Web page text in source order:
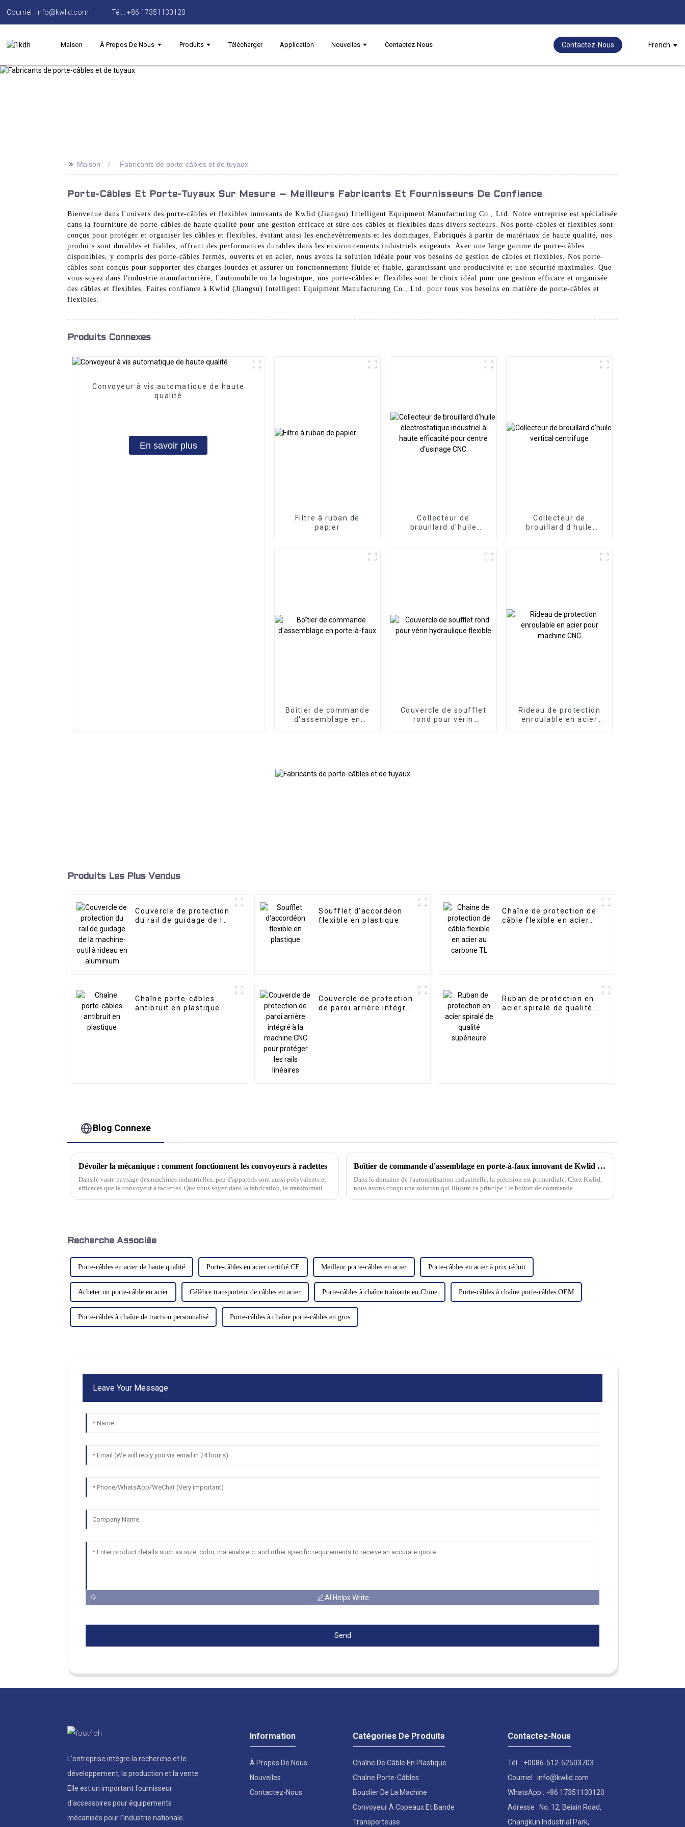
Courriel : info@kwlid.com Tél. : +86 17351130120
Maison À Propos De Nous Produits Télécharger Application Nouvelles Contactez-Nous Contactez-Nous French
>> Maison Fabricants de porte-câbles et de tuyaux
Porte-Câbles Et Porte-Tuyaux Sur Mesure – Meilleurs Fabricants Et Fournisseurs De Confiance
Bienvenue dans l'univers des porte-câbles et flexibles innovants de Kwlid (Jiangsu) Intelligent Equipment Manufacturing Co., Ltd. Notre entreprise est spécialisée
dans la fourniture de porte-câbles de haute qualité pour une gestion efficace et sûre des câbles et flexibles dans divers secteurs. Nos porte-câbles et flexibles sont
conçus pour protéger et organiser les câbles et flexibles, évitant ainsi les enchevêtrements et les dommages. Fabriqués à partir de matériaux de haute qualité, nos
produits sont durables et fiables, offrant des performances durables dans les environnements industriels exigeants. Avec une large gamme de porte-câbles
disponibles, y compris des porte-câbles fermés, ouverts et en acier, nous avons la solution idéale pour vos besoins de gestion de câbles et flexibles. Nos porte-
câbles sont conçus pour supporter des charges lourdes et assurer un fonctionnement fluide et fiable, garantissant une productivité et une sécurité maximales. Que
vous soyez dans l'industrie manufacturière, l'automobile ou la logistique, nos porte-câbles et flexibles sont le choix idéal pour une gestion efficace et organisée
des câbles et flexibles. Faites confiance à Kwlid (Jiangsu) Intelligent Equipment Manufacturing Co., Ltd. pour tous vos besoins en matière de porte-câbles et
flexibles.
Produits Connexes
Convoyeur à vis automatique de haute
qualité
En savoir plus
Filtre à ruban de
papier
Collecteur de
brouillard d'huile
efficacité pour centre
Collecteur de
brouillard d'huile
Boîtier de commande
d'assemblage en
Couvercle de soufflet
rond pour vérin
Rideau de protection
enroulable en acier
Produits Les Plus Vendus
Couvercle de protection
du rail de guidage de la
Soufflet d'accordéon
flexible en plastique
Chaîne de protection de
câble flexible en acier
Chaîne porte-câbles
antibruit en plastique
Couvercle de protection
de paroi arrière intégré
Ruban de protection en
acier spiralé de qualité
Blog Connexe
Dévoiler la mécanique : comment fonctionnent les convoyeurs à raclettes
Dans le vaste paysage des machines industrielles, peu d'appareils sont aussi polyvalents et
efficaces que le convoyeur à raclettes. Que vous soyez dans la fabrication, la transformation
Boîtier de commande d'assemblage en porte-à-faux innovant de Kwlid : une intégration synergique de précision et de contrôle
Dans le domaine de l'automatisation industrielle, la précision est primordiale. Chez Kwlid,
nous avons conçu une solution qui illustre ce principe : le boîtier de commande
Recherche Associée
Porte-câbles en acier de haute qualité Porte-câbles en acier certifié CE Meilleur porte-câbles en acier Porte-câbles en acier à prix réduit
Acheter un porte-câble en acier Célèbre transporteur de câbles en acier Porte-câbles à chaîne traînante en Chine Porte-câbles à chaîne porte-câbles OEM
Porte-câbles à chaîne de traction personnalisé Porte-câbles à chaîne porte-câbles en gros
Leave Your Message
AI Helps Write
Send
L'entreprise intègre la recherche et le
développement, la production et la vente.
Elle est un important fournisseur
d'accessoires pour équipements
mécanisés pour l'industrie nationale.
Information
À Propos De Nous
Nouvelles
Contactez-Nous
Catégories De Produits
Chaîne De Câble En Plastique
Chaîne Porte-Câbles
Bouclier De La Machine
Convoyeur À Copeaux Et Bande
Transporteuse
Contactez-Nous
Tél. : +0086-512-52503703
Courriel : info@kwlid.com
WhatsApp : +86 17351130120
Adresse : No. 12, Beixin Road,
Changkun Industrial Park,